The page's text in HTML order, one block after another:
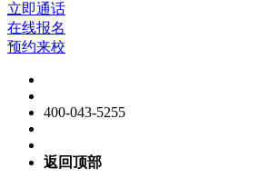
立即通话
在线报名
预约来校
400-043-5255
返回顶部